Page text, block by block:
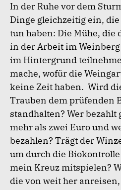
In der Ruhe vor dem
Dinge gleichzeitig ein,
tun haben: Die Mühe, die
in der Arbeit im
im Hintergrund
mache, wofür die
keine Zeit haben. Wird
Trauben dem prüfenden
standhalten? Wer bezahlt
mehr als zwei Euro und
bezahlen? Trägt der
um durch die
mein Kreuz mitspielen?
die von weit her